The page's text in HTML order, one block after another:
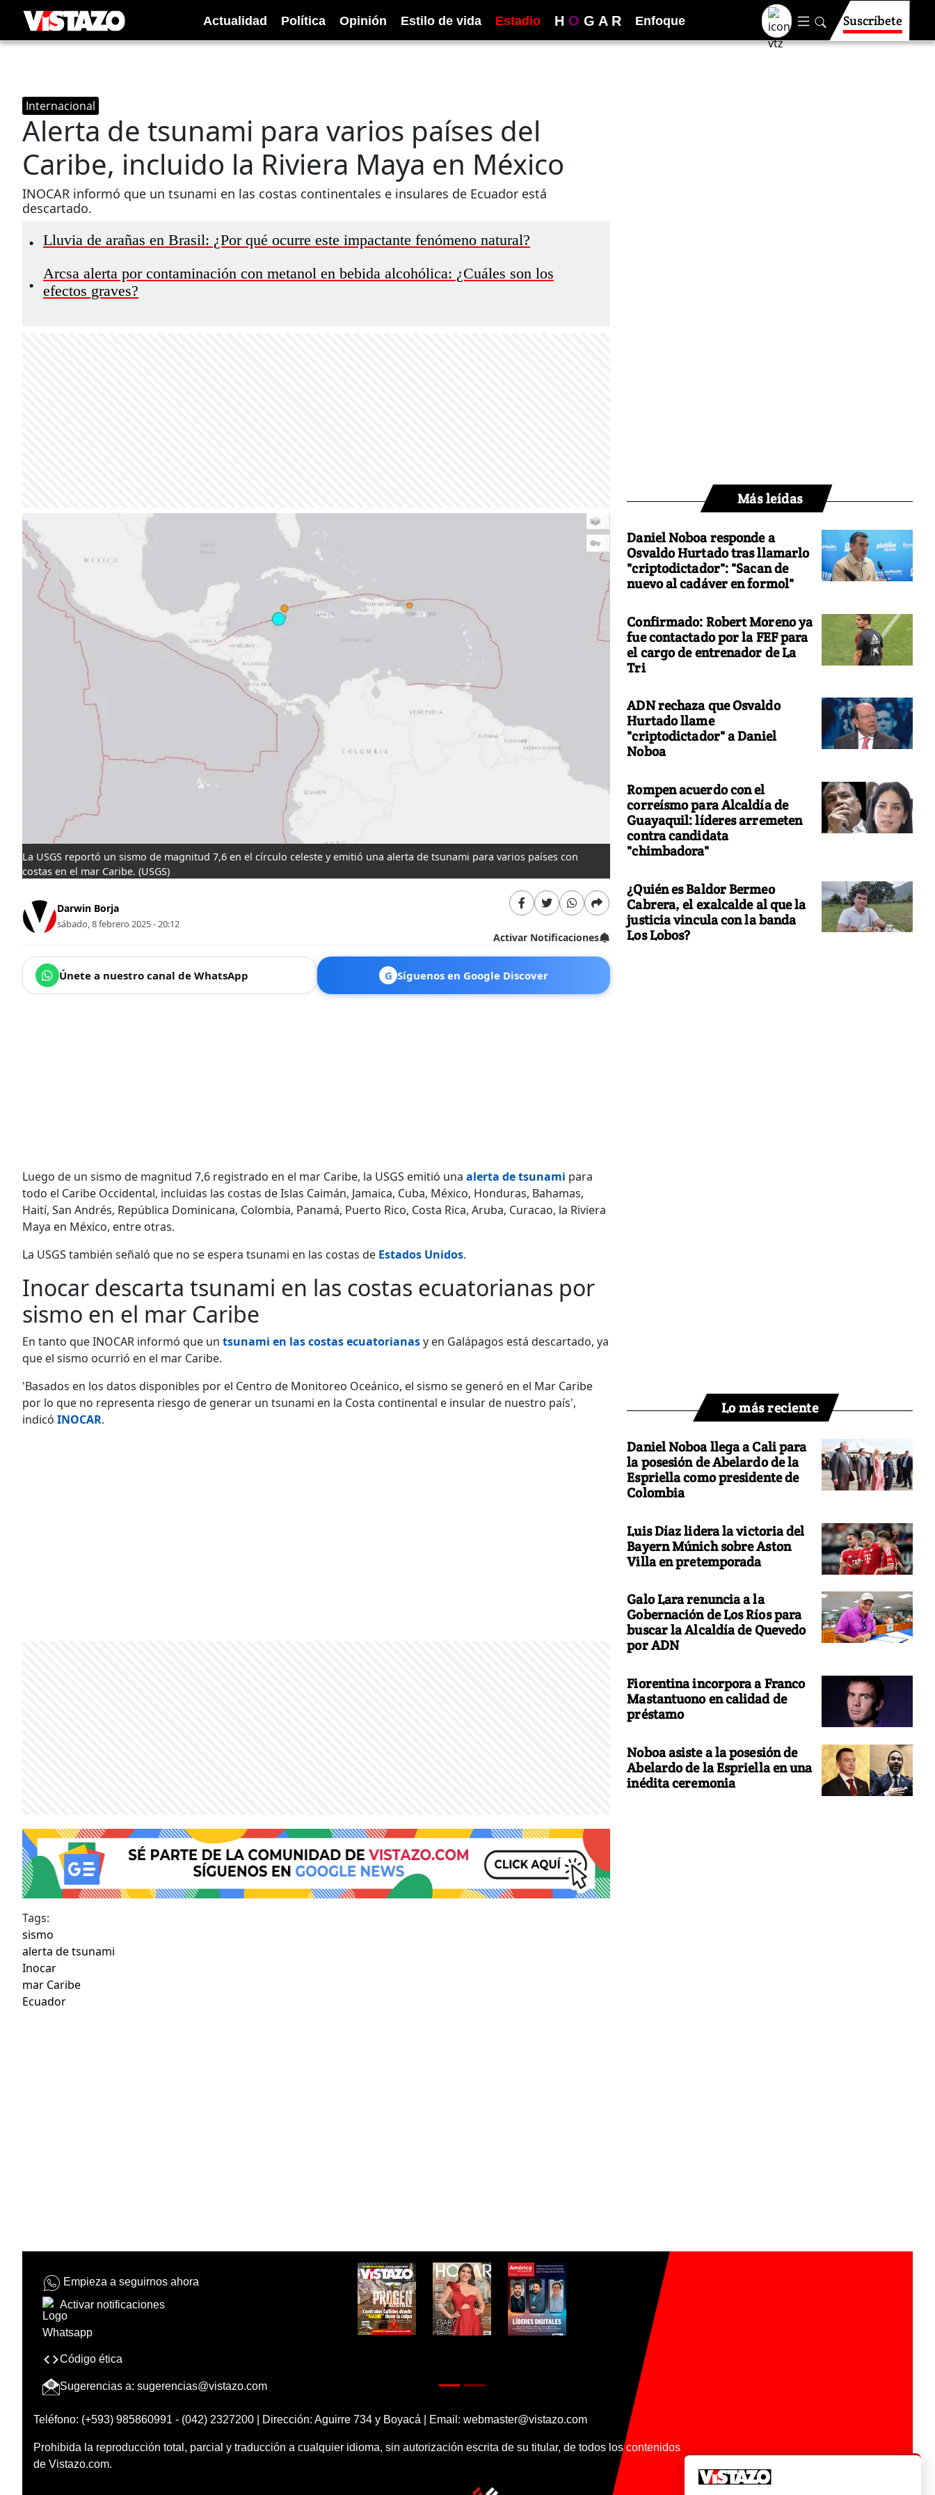
Actualidad Política Opinión Estilo de vida Estadio H O G A R Enfoque Suscríbete
Internacional
Alerta de tsunami para varios países del
Caribe, incluido la Riviera Maya en México
INOCAR informó que un tsunami en las costas continentales e insulares de Ecuador está
descartado.
• Lluvia de arañas en Brasil: ¿Por qué ocurre este impactante fenómeno natural?
•
Arcsa alerta por contaminación con metanol en bebida alcohólica: ¿Cuáles son los
efectos graves?
La USGS reportó un sismo de magnitud 7,6 en el círculo celeste y emitió una alerta de tsunami para varios países con
costas en el mar Caribe. (USGS)
Darwin Borja
sábado, 8 febrero 2025 - 20:12
Activar Notificaciones
Únete a nuestro canal de WhatsApp G Síguenos en Google Discover
Luego de un sismo de magnitud 7,6 registrado en el mar Caribe, la USGS emitió una alerta de tsunami para
todo el Caribe Occidental, incluidas las costas de Islas Caimán, Jamaica, Cuba, México, Honduras, Bahamas,
Haití, San Andrés, República Dominicana, Colombia, Panamá, Puerto Rico, Costa Rica, Aruba, Curacao, la Riviera
Maya en México, entre otras.
La USGS también señaló que no se espera tsunami en las costas de Estados Unidos.
Inocar descarta tsunami en las costas ecuatorianas por
sismo en el mar Caribe
En tanto que INOCAR informó que un tsunami en las costas ecuatorianasy en Galápagos está descartado, ya
que el sismo ocurrió en el mar Caribe.
'Basados en los datos disponibles por el Centro de Monitoreo Oceánico, el sismo se generó en el Mar Caribe
por lo que no representa riesgo de generar un tsunami en la Costa continental e insular de nuestro país',
indicó INOCAR.
Tags:
sismo
alerta de tsunami
Inocar
mar Caribe
Ecuador
Más leídas
Daniel Noboa responde a
Osvaldo Hurtado tras llamarlo
"criptodictador": "Sacan de
nuevo al cadáver en formol"
Confirmado: Robert Moreno ya
fue contactado por la FEF para
el cargo de entrenador de La
Tri
ADN rechaza que Osvaldo
Hurtado llame
"criptodictador" a Daniel
Noboa
Rompen acuerdo con el
correísmo para Alcaldía de
Guayaquil: líderes arremeten
contra candidata
"chimbadora"
¿Quién es Baldor Bermeo
Cabrera, el exalcalde al que la
justicia vincula con la banda
Los Lobos?
Lo más reciente
Daniel Noboa llega a Cali para
la posesión de Abelardo de la
Espriella como presidente de
Colombia
Luis Díaz lidera la victoria del
Bayern Múnich sobre Aston
Villa en pretemporada
Galo Lara renuncia a la
Gobernación de Los Ríos para
buscar la Alcaldía de Quevedo
por ADN
Fiorentina incorpora a Franco
Mastantuono en calidad de
préstamo
Noboa asiste a la posesión de
Abelardo de la Espriella en una
inédita ceremonia
Empieza a seguirnos ahora
Activar notificaciones
Código ética
Sugerencias a: sugerencias@vistazo.com
Teléfono: (+593) 985860991 - (042) 2327200 | Dirección: Aguirre 734 y Boyacá | Email: webmaster@vistazo.com
Prohibida la reproducción total, parcial y traducción a cualquier idioma, sin autorización escrita de su titular, de todos los contenidos
de Vistazo.com.